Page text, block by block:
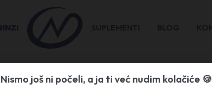
Nismo još ni počeli, a ja ti već nudim kolačiće 🍪